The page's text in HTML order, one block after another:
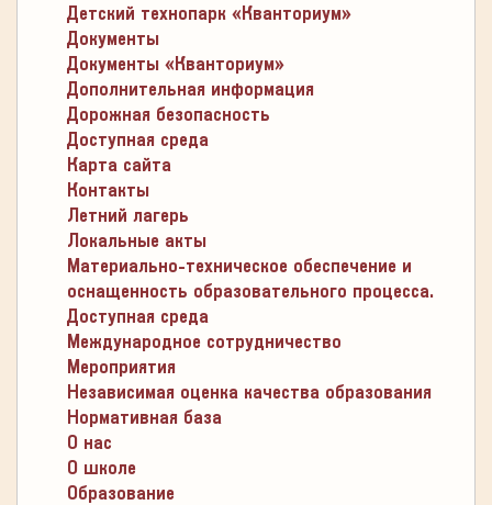
Детский технопарк «Кванториум»
Документы
Документы «Кванториум»
Дополнительная информация
Дорожная безопасность
Доступная среда
Карта сайта
Контакты
Летний лагерь
Локальные акты
Материально-техническое обеспечение и
оснащенность образовательного процесса.
Доступная среда
Международное сотрудничество
Мероприятия
Независимая оценка качества образования
Нормативная база
О нас
О школе
Образование